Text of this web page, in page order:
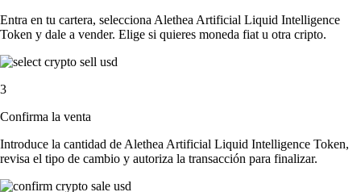
Entra en tu cartera, selecciona Alethea Artificial Liquid Intelligence
Token y dale a vender. Elige si quieres moneda fiat u otra cripto.
3
Confirma la venta
Introduce la cantidad de Alethea Artificial Liquid Intelligence Token,
revisa el tipo de cambio y autoriza la transacción para finalizar.